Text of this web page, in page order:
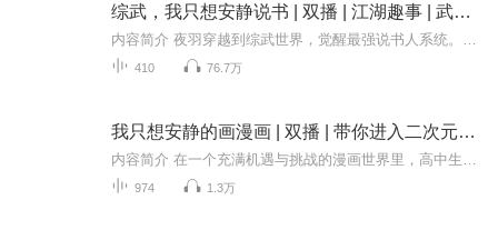
综武，我只想安静说书 | 双播 | 江湖趣事 | 武侠世界融合
410 76.7万
我只想安静的画漫画 | 双播 | 带你进入二次元的世界 | 系统 | 逆袭成长
974 1.3万